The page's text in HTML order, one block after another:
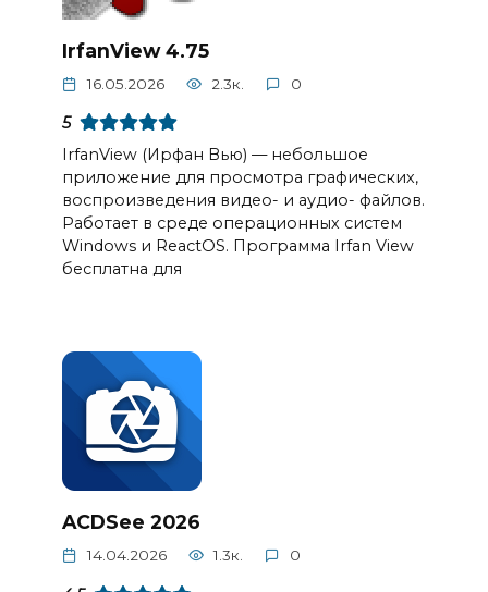
IrfanView 4.75
16.05.2026 2.3к. 0
5
IrfanView (Ирфан Вью) — небольшое
приложение для просмотра графических,
воспроизведения видео- и аудио- файлов.
Работает в среде операционных систем
Windows и ReactOS. Программа Irfan View
бесплатна для
ACDSee 2026
14.04.2026 1.3к. 0